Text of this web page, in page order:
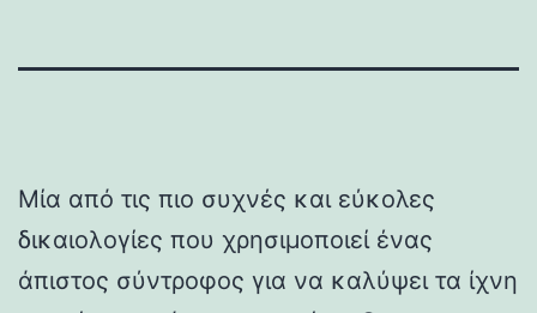
Μία από τις πιο συχνές και εύκολες
δικαιολογίες που χρησιμοποιεί ένας
άπιστος σύντροφος για να καλύψει τα ίχνη